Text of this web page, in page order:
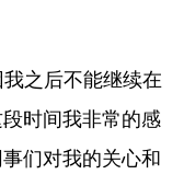
之后不能继续在
时间我非常的感
们对我的关心和